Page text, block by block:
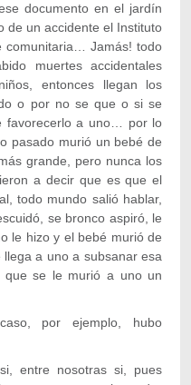
documento en el jardín
de un accidente el Instituto
comunitaria… Jamás! todo
muertes accidentales
entonces llegan los
o por no se que o si se
favorecerlo a uno… por lo
pasado murió un bebé de
grande, pero nunca los
a decir que es que el
todo mundo salió hablar,
se bronco aspiró, le
le hizo y el bebé murió de
a uno a subsanar esa
se le murió a uno un
por ejemplo, hubo
entre nosotras si, pues